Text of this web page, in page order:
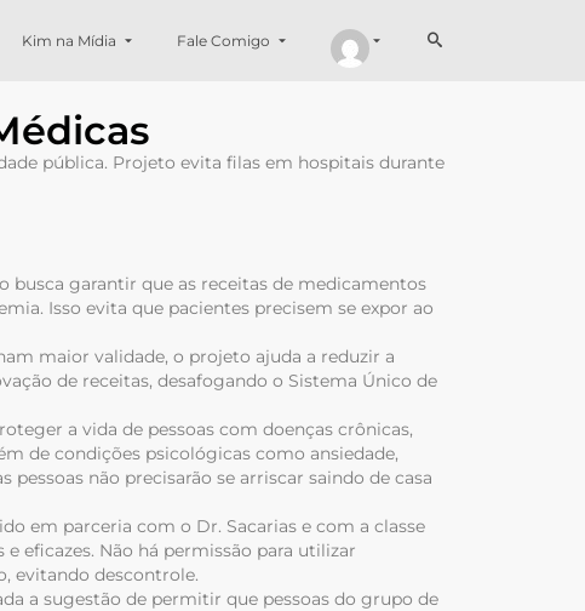
Kim na Mídia Fale Comigo
pública. Projeto evita filas em hospitais durante
busca garantir que as receitas de medicamentos
Isso evita que pacientes precisem se expor ao
maior validade, o projeto ajuda a reduzir a
de receitas, desafogando o Sistema Único de
a vida de pessoas com doenças crônicas,
de condições psicológicas como ansiedade,
pessoas não precisarão se arriscar saindo de casa
em parceria com o Dr. Sacarias e com a classe
eficazes. Não há permissão para utilizar
evitando descontrole.
a sugestão de permitir que pessoas do grupo de